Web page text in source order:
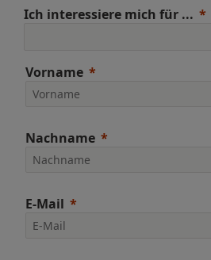
Ich interessiere mich für ...
Vorname
Nachname
E-Mail